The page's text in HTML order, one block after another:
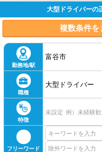
大型ドライバーの
複数条件を
勤務地/駅
富谷市
職種
大型ドライバー
特徴
未設定 例）未経験
フリーワード